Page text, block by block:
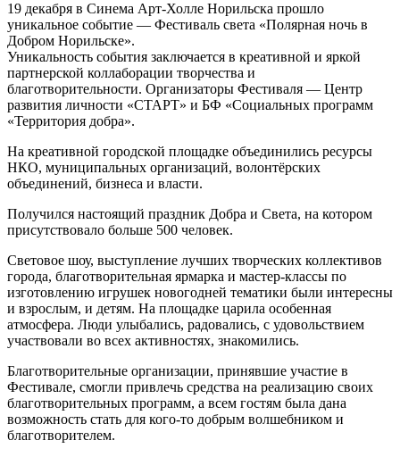
19 декабря в Синема Арт-Холле Норильска прошло
уникальное событие — Фестиваль света «Полярная ночь в
Добром Норильске».
Уникальность события заключается в креативной и яркой
партнерской коллаборации творчества и
благотворительности. Организаторы Фестиваля — Центр
развития личности «СТАРТ» и БФ «Социальных программ
«Территория добра».
На креативной городской площадке объединились ресурсы
НКО, муниципальных организаций, волонтёрских
объединений, бизнеса и власти.
Получился настоящий праздник Добра и Света, на котором
присутствовало больше 500 человек.
Световое шоу, выступление лучших творческих коллективов
города, благотворительная ярмарка и мастер-классы по
изготовлению игрушек новогодней тематики были интересны
и взрослым, и детям. На площадке царила особенная
атмосфера. Люди улыбались, радовались, с удовольствием
участвовали во всех активностях, знакомились.
Благотворительные организации, принявшие участие в
Фестивале, смогли привлечь средства на реализацию своих
благотворительных программ, а всем гостям была дана
возможность стать для кого-то добрым волшебником и
благотворителем.